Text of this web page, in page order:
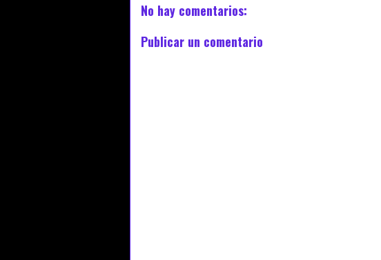
No hay comentarios:
Publicar un comentario